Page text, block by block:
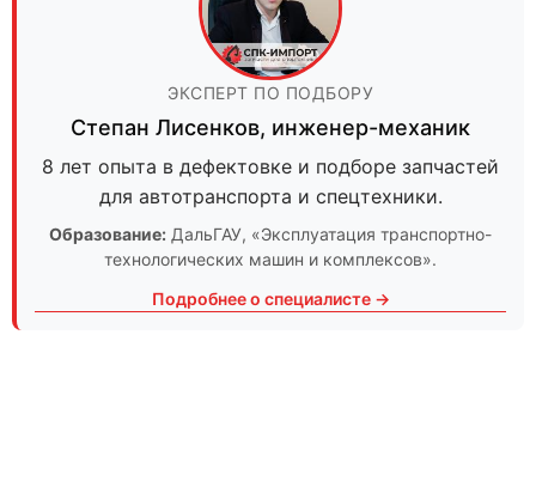
ЭКСПЕРТ ПО ПОДБОРУ
Степан Лисенков, инженер-механик
8 лет опыта в дефектовке и подборе запчастей
для автотранспорта и спецтехники.
Образование: ДальГАУ, «Эксплуатация транспортно-
технологических машин и комплексов».
Подробнее о специалисте →